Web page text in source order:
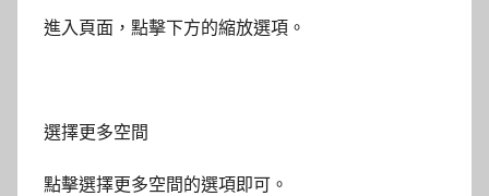
進入頁面，點擊下方的縮放選項。
選擇更多空間
點擊選擇更多空間的選項即可。